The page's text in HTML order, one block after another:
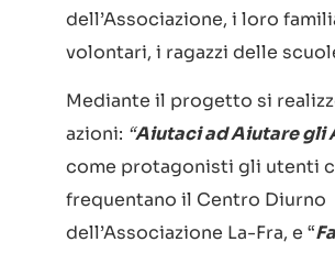
dell’Associazione, i loro
volontari, i ragazzi delle
Mediante il progetto si
azioni: “Aiutaci ad Aiutare gli
come protagonisti gli utenti
frequentano il Centro Diurno
dell’Associazione La-Fra, e “